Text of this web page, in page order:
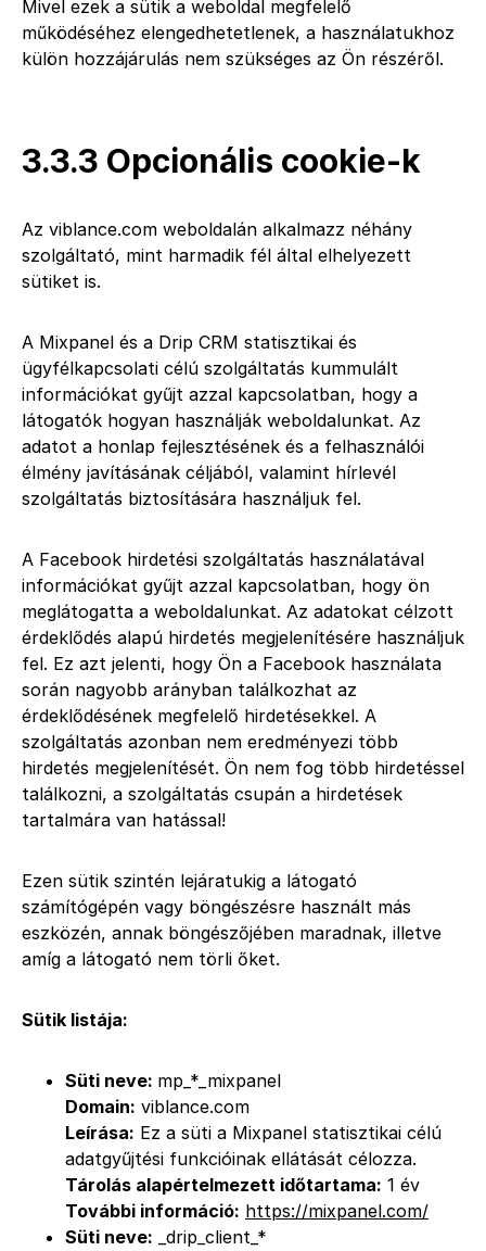
Mivel ezek a sütik a weboldal megfelelő
működéséhez elengedhetetlenek, a használatukhoz
külön hozzájárulás nem szükséges az Ön részéről.
3.3.3 Opcionális cookie-k
Az viblance.com weboldalán alkalmazz néhány
szolgáltató, mint harmadik fél által elhelyezett
sütiket is.
A Mixpanel és a Drip CRM statisztikai és
ügyfélkapcsolati célú szolgáltatás kummulált
információkat gyűjt azzal kapcsolatban, hogy a
látogatók hogyan használják weboldalunkat. Az
adatot a honlap fejlesztésének és a felhasználói
élmény javításának céljából, valamint hírlevél
szolgáltatás biztosítására használjuk fel.
A Facebook hirdetési szolgáltatás használatával
információkat gyűjt azzal kapcsolatban, hogy ön
meglátogatta a weboldalunkat. Az adatokat célzott
érdeklődés alapú hirdetés megjelenítésére használjuk
fel. Ez azt jelenti, hogy Ön a Facebook használata
során nagyobb arányban találkozhat az
érdeklődésének megfelelő hirdetésekkel. A
szolgáltatás azonban nem eredményezi több
hirdetés megjelenítését. Ön nem fog több hirdetéssel
találkozni, a szolgáltatás csupán a hirdetések
tartalmára van hatással!
Ezen sütik szintén lejáratukig a látogató
számítógépén vagy böngészésre használt más
eszközén, annak böngészőjében maradnak, illetve
amíg a látogató nem törli őket.
Sütik listája:
Süti neve: mp_*_mixpanel
Domain: viblance.com
Leírása: Ez a süti a Mixpanel statisztikai célú
adatgyűjtési funkcióinak ellátását célozza.
Tárolás alapértelmezett időtartama: 1 év
További információ: https://mixpanel.com/
Süti neve: _drip_client_*